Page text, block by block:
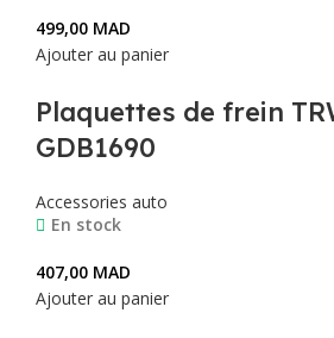
499,00 MAD
Ajouter au panier
Plaquettes de frein
GDB1690
Accessories auto
En stock
407,00 MAD
Ajouter au panier